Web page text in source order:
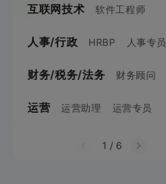
客户代表 销售工程师
大客户销售 电话销售
互联网技术 软件工程师
java C/C++ C# .NET
人事/行政 HRBP 人事专员
财务/税务/法务 财务顾问
财务专员 财务分析员
成本管理员
运营 运营助理 运营专员
网络推广
1 / 6